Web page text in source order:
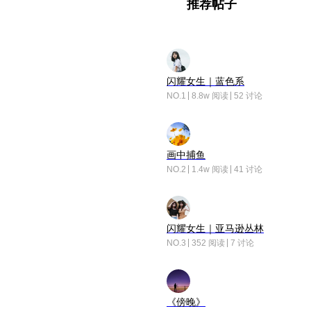
推荐帖子
闪耀女生｜蓝色系
NO.1 8.8w 阅读 52 讨论
画中捕鱼
NO.2 1.4w 阅读 41 讨论
闪耀女生｜亚马逊丛林
NO.3 352 阅读 7 讨论
《傍晚》